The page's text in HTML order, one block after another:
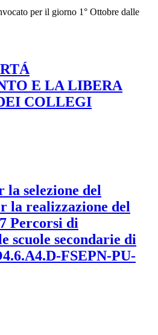
per il giorno 1° Ottobre dalle
E LA LIBERA
COLLEGI
la selezione del
la realizzazione del
Percorsi di
scuole secondarie di
FSEPN-PU-